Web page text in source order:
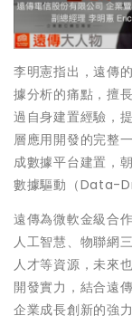
李明憲指出，遠傳
據分析的痛點，擅
過自身建置經驗，
層應用開發的完整
成數據平台建置，
數據驅動（Data-
遠傳為微軟金級合
人工智慧、物聯網
人才等資源，未來
開發實力，結合遠
企業成長創新的強力